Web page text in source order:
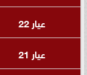
عيار 22
عيار 21